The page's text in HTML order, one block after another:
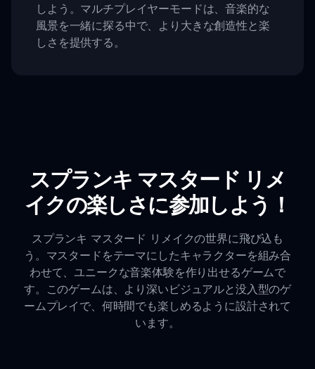
しよう。マルチプレイヤーモードは、音楽的な
風景を一緒に探る中で、より大きな創造性と楽
しさを提供する。
スプランキ マスタード リメ
イクの楽しさに参加しよう！
スプランキ マスタード リメイクの世界に飛び込も
う。マスタードをテーマにしたキャラクターを組み合
わせて、ユニークな音楽体験を作り出せるゲームで
す。このゲームは、より深いビジュアルと没入型のゲ
ームプレイで、何時間でも楽しめるように設計されて
います。